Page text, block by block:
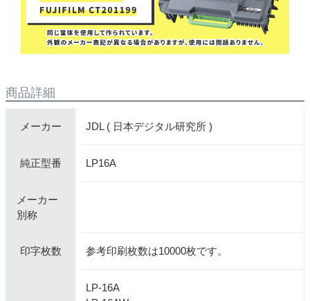
商品詳細
メーカー JDL ( 日本デジタル研究所 )
純正型番 LP16A
メーカー
別称
印字枚数 参考印刷枚数は10000枚です。
LP-16A